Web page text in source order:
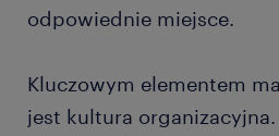
odpowiednie miejsce.
Kluczowym elementem
jest kultura